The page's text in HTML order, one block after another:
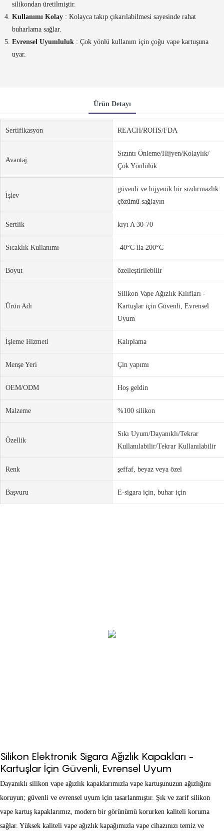
silikondan üretilmiştir.
Kullanımı Kolay : Kolayca takıp çıkarılabilmesi sayesinde rahat
buharlama sağlar.
Evrensel Uyumluluk : Çok yönlü kullanım için çoğu vape kartuşuna
uyar.
Ürün Detayı
Sertifikasyon REACH/ROHS/FDA
Avantaj
Sızıntı Önleme/Hijyen/Kolaylık/
Çok Yönlülük
İşlev
güvenli ve hijyenik bir sızdırmazlık
çözümü sağlayın
Sertlik kıyı A 30-70
Sıcaklık Kullanımı -40°C ila 200°C
Boyut özelleştirilebilir
Ürün Adı
Silikon Vape Ağızlık Kılıfları -
Kartuşlar için Güvenli, Evrensel
Uyum
İşleme Hizmeti Kalıplama
Menşe Yeri Çin yapımı
OEM/ODM Hoş geldin
Malzeme %100 silikon
Özellik
Sıkı Uyum/Dayanıklı/Tekrar
Kullanılabilir/Tekrar Kullanılabilir
Renk şeffaf, beyaz veya özel
Başvuru E-sigara için, buhar için
Silikon Elektronik Sigara Ağızlık Kapakları -
Kartuşlar İçin Güvenli, Evrensel Uyum
Dayanıklı silikon vape ağızlık kapaklarımızla vape kartuşunuzun ağızlığını
koruyun; güvenli ve evrensel uyum için tasarlanmıştır. Şık ve zarif silikon
vape kartuş kapaklarımız, modern bir görünümü korurken kaliteli koruma
sağlar. Yüksek kaliteli vape ağızlık kapağımızla vape cihazınızı temiz ve